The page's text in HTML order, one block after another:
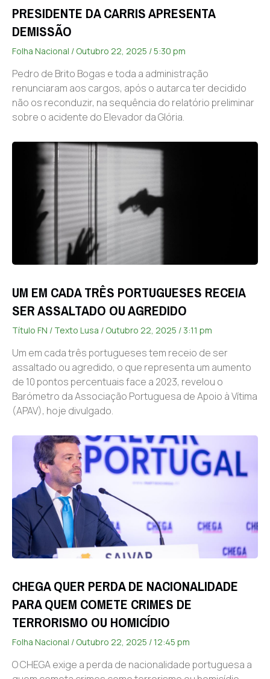
PRESIDENTE DA CARRIS APRESENTA
DEMISSÃO
Folha Nacional Outubro 22, 2025 5:30 pm
Pedro de Brito Bogas e toda a administração
renunciaram aos cargos, após o autarca ter decidido
não os reconduzir, na sequência do relatório preliminar
sobre o acidente do Elevador da Glória.
UM EM CADA TRÊS PORTUGUESES RECEIA
SER ASSALTADO OU AGREDIDO
Título FN / Texto Lusa Outubro 22, 2025 3:11 pm
Um em cada três portugueses tem receio de ser
assaltado ou agredido, o que representa um aumento
de 10 pontos percentuais face a 2023, revelou o
Barómetro da Associação Portuguesa de Apoio à Vítima
(APAV), hoje divulgado.
CHEGA QUER PERDA DE NACIONALIDADE
PARA QUEM COMETE CRIMES DE
TERRORISMO OU HOMICÍDIO
Folha Nacional Outubro 22, 2025 12:45 pm
O CHEGA exige a perda de nacionalidade portuguesa a